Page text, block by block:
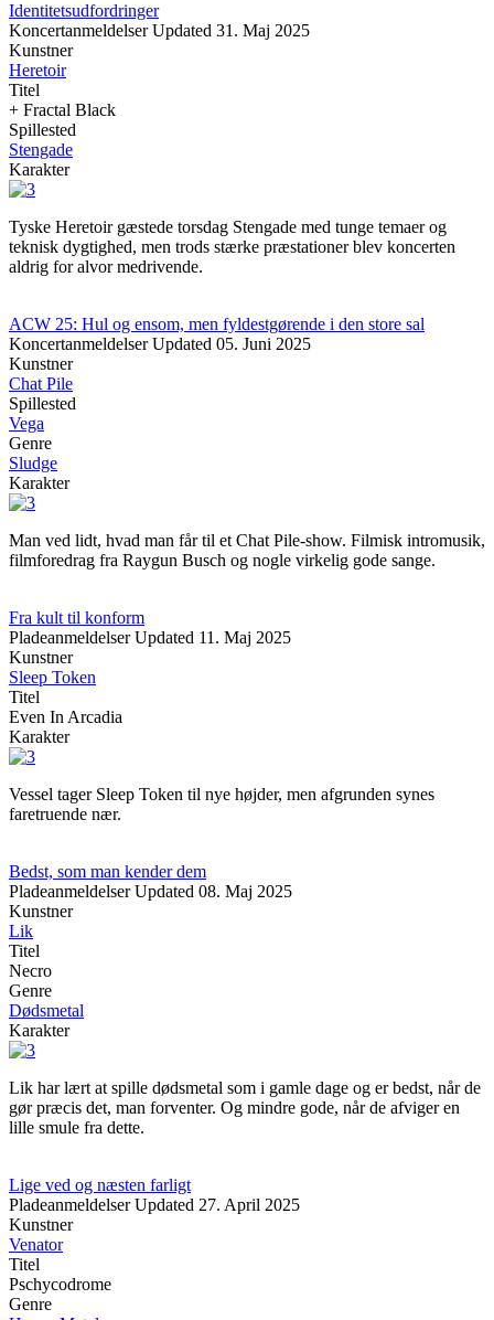
Identitetsudfordringer
Koncertanmeldelser Updated 31. Maj 2025
Kunstner
Heretoir
Titel
+ Fractal Black
Spillested
Stengade
Karakter
Tyske Heretoir gæstede torsdag Stengade med tunge temaer og
teknisk dygtighed, men trods stærke præstationer blev koncerten
aldrig for alvor medrivende.
ACW 25: Hul og ensom, men fyldestgørende i den store sal
Koncertanmeldelser Updated 05. Juni 2025
Kunstner
Chat Pile
Spillested
Vega
Genre
Sludge
Karakter
Man ved lidt, hvad man får til et Chat Pile-show. Filmisk intromusik,
filmforedrag fra Raygun Busch og nogle virkelig gode sange.
Fra kult til konform
Pladeanmeldelser Updated 11. Maj 2025
Kunstner
Sleep Token
Titel
Even In Arcadia
Karakter
Vessel tager Sleep Token til nye højder, men afgrunden synes
faretruende nær.
Bedst, som man kender dem
Pladeanmeldelser Updated 08. Maj 2025
Kunstner
Lik
Titel
Necro
Genre
Dødsmetal
Karakter
Lik har lært at spille dødsmetal som i gamle dage og er bedst, når de
gør præcis det, man forventer. Og mindre gode, når de afviger en
lille smule fra dette.
Lige ved og næsten farligt
Pladeanmeldelser Updated 27. April 2025
Kunstner
Venator
Titel
Pschycodrome
Genre